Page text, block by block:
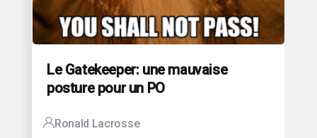
Le Gatekeeper: une mauvaise
posture pour un PO
Ronald Lacrosse